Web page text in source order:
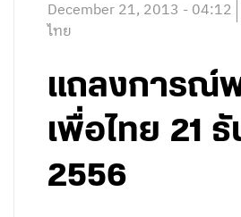
December 21, 2013 - 04:12
ไทย
แถลงการณ์
เพื่อไทย 21
2556